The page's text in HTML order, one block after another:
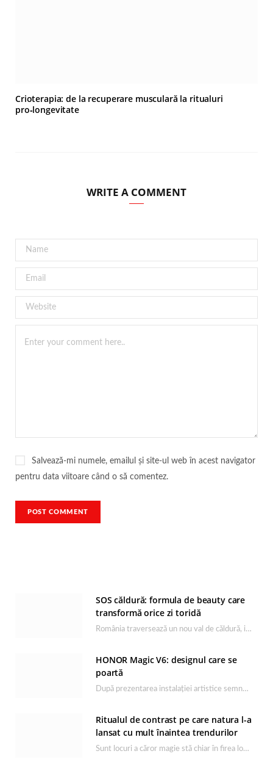
Crioterapia: de la recuperare musculară la ritualuri
pro‑longevitate
WRITE A COMMENT
Salvează-mi numele, emailul și site-ul web în acest navigator
pentru data viitoare când o să comentez.
SOS căldură: formula de beauty care
transformă orice zi toridă
România traversează un nou val de căldură, iar rutina de îngrijire capătă un rol esențial…
HONOR Magic V6: designul care se
poartă
După prezentarea instalației artistice semnată de Catrinel Săbăciag în cadrul evenimentului de lansare HONOR Magic…
Ritualul de contrast pe care natura l-a
lansat cu mult înaintea trendurilor
Sunt locuri a căror magie stă chiar în firea lor naturală, iar Lacul Ursu din…